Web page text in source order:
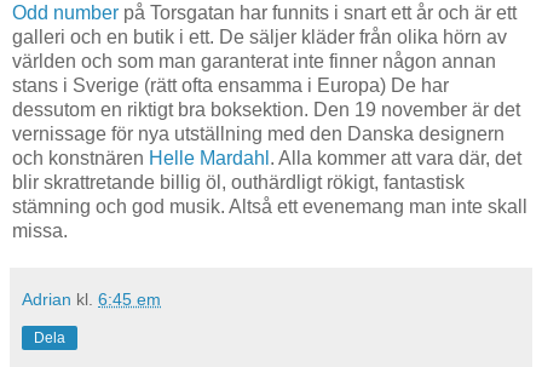
Odd number på Torsgatan har funnits i snart ett år och är ett
galleri och en butik i ett. De säljer kläder från olika hörn av
världen och som man garanterat inte finner någon annan
stans i Sverige (rätt ofta ensamma i Europa) De har
dessutom en riktigt bra boksektion. Den 19 november är det
vernissage för nya utställning med den Danska designern
och konstnären Helle Mardahl . Alla kommer att vara där, det
blir skrattretande billig öl, outhärdligt rökigt, fantastisk
stämning och god musik. Altså ett evenemang man inte skall
missa.
Adrian kl. 6:45 em
Dela